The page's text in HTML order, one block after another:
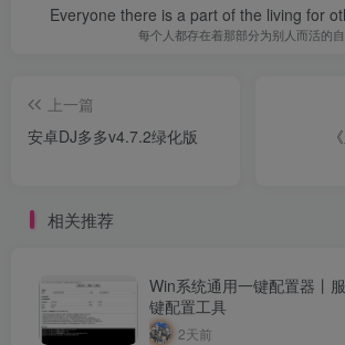
Everyone there is a part of the living for
每个人都存在着那部分为别人而活的
上一篇
安卓DJ多多v4.7.2绿化版
相关推荐
Win系统通用一键配置器丨
键配置工具
2天前